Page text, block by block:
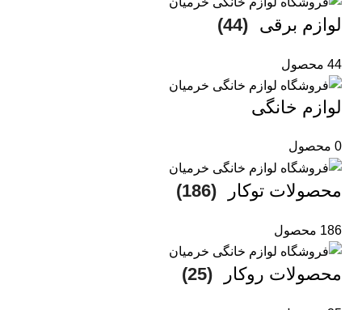
لوازم برقی (44)
44 محصول
لوازم خانگی
0 محصول
محصولات توکار (186)
186 محصول
محصولات روکار (25)